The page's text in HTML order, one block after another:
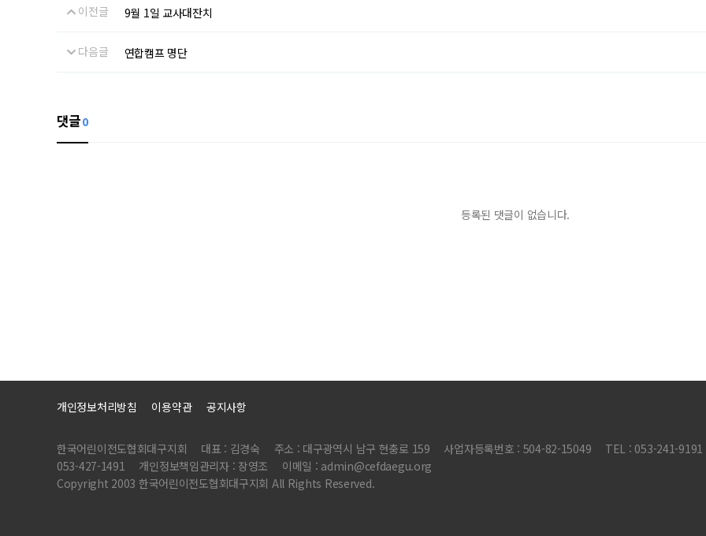
이전글 9월 1일 교사대잔치
다음글 연합캠프 명단
댓글0
등록된 댓글이 없습니다.
개인정보처리방침 이용약관 공지사항
한국어린이전도협회대구지회 대표 : 김경숙 주소 : 대구광역시 남구 현충로 159 사업자등록번호 : 504-82-15049
TEL : 053-241-9191
053-427-1491
개인정보책임관리자 : 장영조
이메일 : admin@cefdaegu.org
Copyright 2003 한국어린이전도협회대구지회 All Rights Reserved.